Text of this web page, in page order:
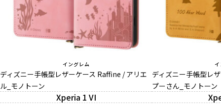
イングレム
ディズニー手帳型レザーケース Raffine / アリエ
ル_モノトーン
Xperia 1 VI
ディズニー手帳型レ
プーさん_モノトーン